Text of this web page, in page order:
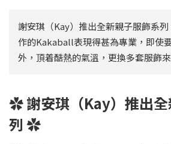
謝安琪（Kay）推出全新親子服飾系
作的Kakaball表現得甚為專業，即使
外，頂着酷熱的氣溫，更換多套服飾
✿ 謝安琪（Kay）推出全
列 ✿